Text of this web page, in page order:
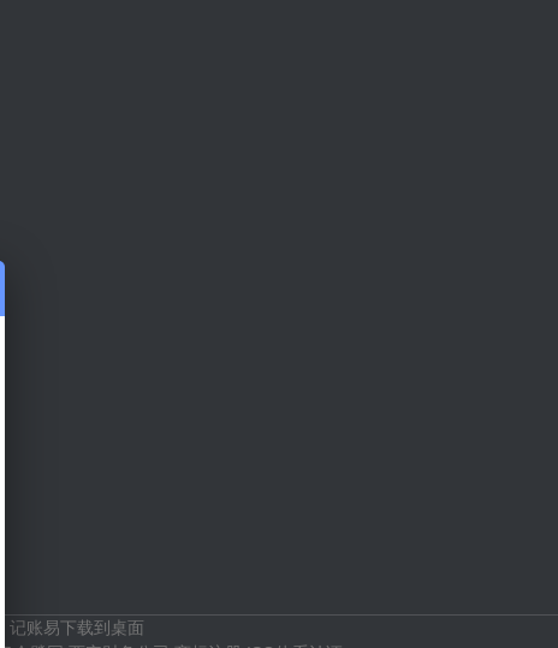
记账易下载到桌面